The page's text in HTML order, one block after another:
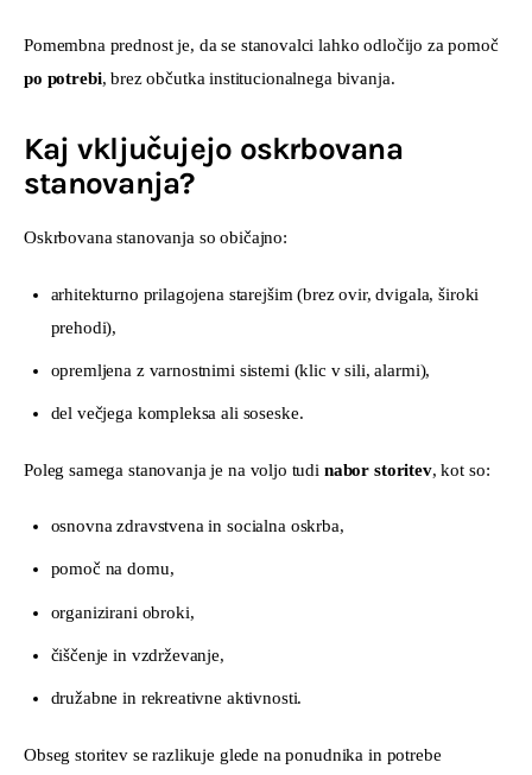
Pomembna prednost je, da se stanovalci lahko odločijo za pomoč
po potrebi, brez občutka institucionalnega bivanja.
Kaj vključujejo oskrbovana
stanovanja?
Oskrbovana stanovanja so običajno:
arhitekturno prilagojena starejšim (brez ovir, dvigala, široki
prehodi),
opremljena z varnostnimi sistemi (klic v sili, alarmi),
del večjega kompleksa ali soseske.
Poleg samega stanovanja je na voljo tudi nabor storitev, kot so:
osnovna zdravstvena in socialna oskrba,
pomoč na domu,
organizirani obroki,
čiščenje in vzdrževanje,
družabne in rekreativne aktivnosti.
Obseg storitev se razlikuje glede na ponudnika in potrebe